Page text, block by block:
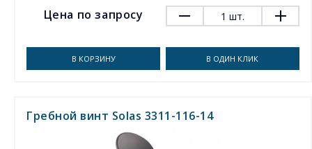
Цена по запросу 1 шт.
В КОРЗИНУ В ОДИН КЛИК
Гребной винт Solas 3311-116-14